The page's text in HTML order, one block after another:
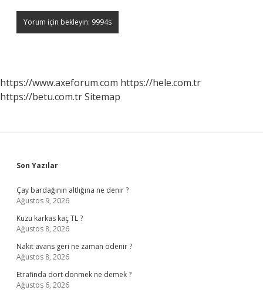
https://www.axeforum.com https://hele.com.tr
https://betu.com.trSitemap
Sidebar
Son Yazılar
Çay bardağının altlığına ne denir ?
Ağustos 9, 2026
Kuzu karkas kaç TL ?
Ağustos 8, 2026
Nakit avans geri ne zaman ödenir ?
Ağustos 8, 2026
Etrafinda dort donmek ne demek ?
Ağustos 6, 2026